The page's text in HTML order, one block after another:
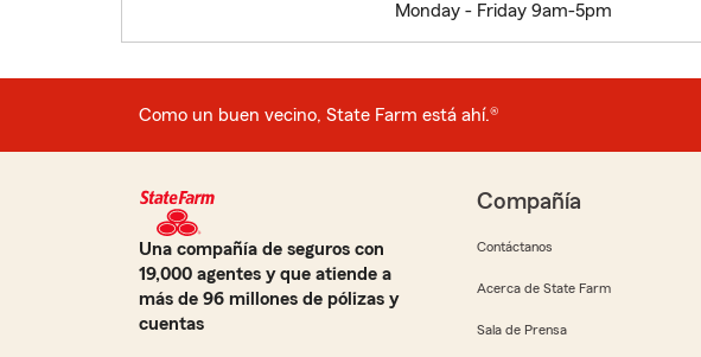
Monday - Friday 9am-5pm
Como un buen vecino, State Farm está ahí.®
Una compañía de seguros con
19,000 agentes y que atiende a
más de 96 millones de pólizas y
cuentas
Compañía
Contáctanos
Acerca de State Farm
Sala de Prensa